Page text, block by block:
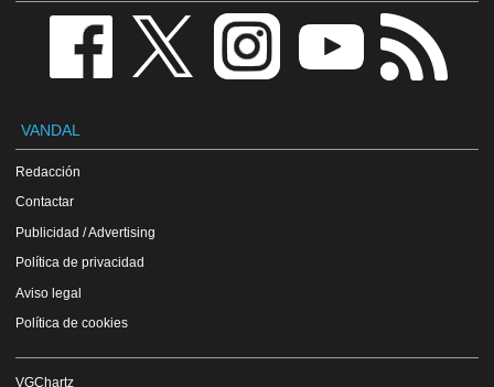
VANDAL
Redacción
Contactar
Publicidad / Advertising
Política de privacidad
Aviso legal
Política de cookies
VGChartz